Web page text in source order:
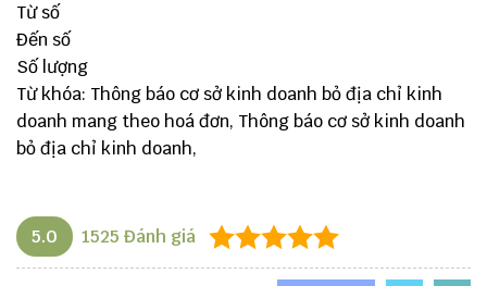
Từ số
Đến số
Số lượng
Từ khóa: Thông báo cơ sở kinh doanh bỏ địa chỉ kinh
doanh mang theo hoá đơn, Thông báo cơ sở kinh doanh
bỏ địa chỉ kinh doanh,
5.0 1525 Đánh giá